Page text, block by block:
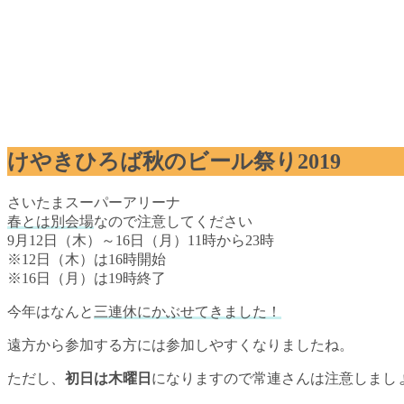
けやきひろば秋のビール祭り2019
さいたまスーパーアリーナ
春とは別会場なので注意してください
9月12日（木）～16日（月）11時から23時
※12日（木）は16時開始
※16日（月）は19時終了
今年はなんと 三連休にかぶせてきました！
遠方から参加する方には参加しやすくなりましたね。
ただし、 初日は木曜日 になりますので常連さんは注意しまし